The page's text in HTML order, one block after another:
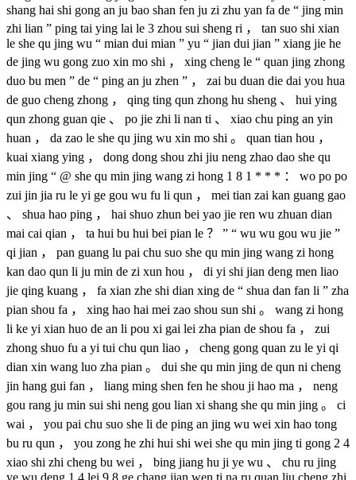
shang hai shi gong an ju bao shan fen ju zi zhu yan fa de “ jing min
zhi lian ” ping tai ying lai le 3 zhou sui sheng ri ， tan suo shi xian
le she qu jing wu “ mian dui mian ” yu “ jian dui jian ” xiang jie he
de jing wu gong zuo xin mo shi ， xing cheng le “ quan jing zhong
duo bu men ” de “ ping an ju zhen ” ， zai bu duan die dai you hua
de guo cheng zhong ， qing ting qun zhong hu sheng 、 hui ying
qun zhong guan qie 、 po jie zhi li nan ti 、 xiao chu ping an yin
huan ， da zao le she qu jing wu xin mo shi 。 quan tian hou ，
kuai xiang ying ， dong dong shou zhi jiu neng zhao dao she qu
min jing “ @ she qu min jing wang zi hong 1 8 1 * * * ： wo po po
zui jin jia ru le yi ge gou wu fu li qun ， mei tian zai kan guang gao
、 shua hao ping ， hai shuo zhun bei yao jie ren wu zhuan dian
mai cai qian ， ta hui bu hui bei pian le ？ ” “ wu wu gou wu jie ”
qi jian ， pan guang lu pai chu suo she qu min jing wang zi hong
kan dao qun li ju min de zi xun hou ， di yi shi jian deng men liao
jie qing kuang ， fa xian zhe shi dian xing de “ shua dan fan li ” zha
pian shou fa ， xing hao hai mei zao shou sun shi 。 wang zi hong
li ke yi xian huo de an li pou xi gai lei zha pian de shou fa ， zui
zhong shuo fu a yi tui chu qun liao ， cheng gong quan zu le yi qi
dian xin wang luo zha pian 。 dui she qu min jing de qun ni cheng
jin hang gui fan ， liang ming shen fen he shou ji hao ma ， neng
gou rang ju min sui shi neng gou lian xi shang she qu min jing 。 ci
wai ， you pai chu suo she li de ping an jing wu wei xin hao tong
bu ru qun ， you zong he zhi hui shi wei she qu min jing ti gong 2 4
xiao shi zhi cheng bu wei ， bing jiang hu ji ye wu 、 chu ru jing
ye wu deng 1 4 lei 9 8 ge chang jian wen ti na ru quan liu cheng zhi